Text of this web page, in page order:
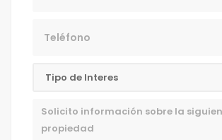
Mensaje